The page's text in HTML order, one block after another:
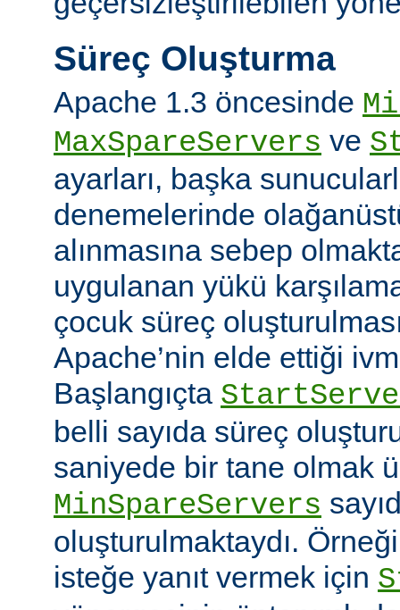
Süreç Oluşturma
Apache 1.3 öncesinde
MaxSpareServers ve
ayarları, başka
denemelerinde
alınmasına sebep
uygulanan yükü
çocuk süreç
Apache’nin elde ettiği
Başlangıçta
belli sayıda süreç
saniyede bir tane olmak
MinSpareServers
oluşturulmaktaydı.
isteğe yanıt vermek için